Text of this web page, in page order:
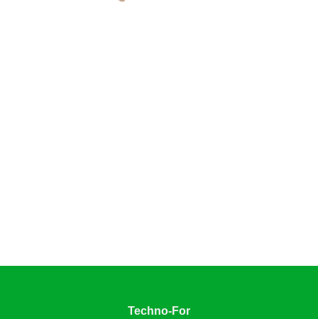
Techno-For